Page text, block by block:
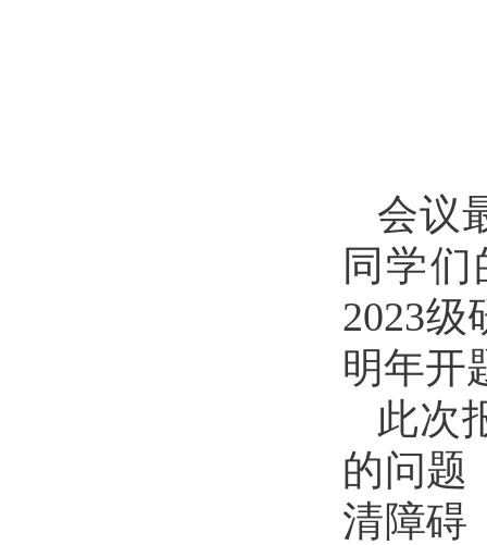
会议
同学
2023级
明年开
此次
的问题
清障碍